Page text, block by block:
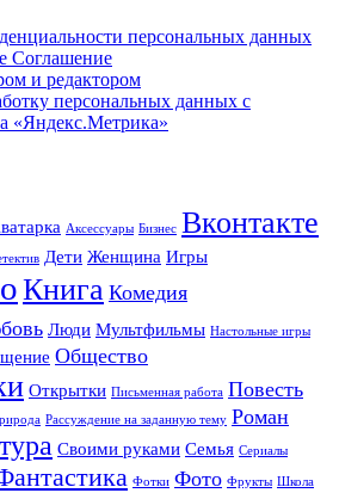
персональных данных
Соглашение
и редактором
персональных данных с
«Яндекс.Метрика»
Аксессуары Бизнес Вконтакте
Дети Женщина Игры
Книга Комедия
Люди Мультфильмы Настольные игры
Общество
Открытки Письменная работа Повесть
Рассуждение на заданную тему Роман
Своими руками Семья Сериалы
Фотки Фото Фрукты Школа